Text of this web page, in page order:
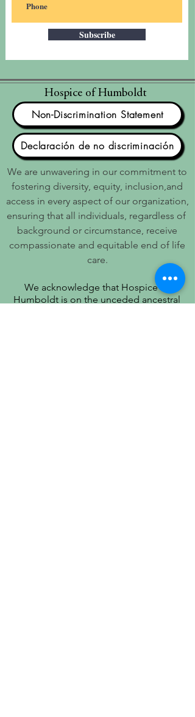
Subscribe
Hospice of Humboldt
Non-Discrimination Statement
Declaración de no discriminación
We are unwavering in our commitment to
fostering diversity, equity, inclusion,and
access in every aspect of our organization,
ensuring that all individuals, regardless of
background or circumstance, receive
compassionate and equitable end of life
care.
We acknowledge that Hospice of
Humboldt is on the unceded ancestral